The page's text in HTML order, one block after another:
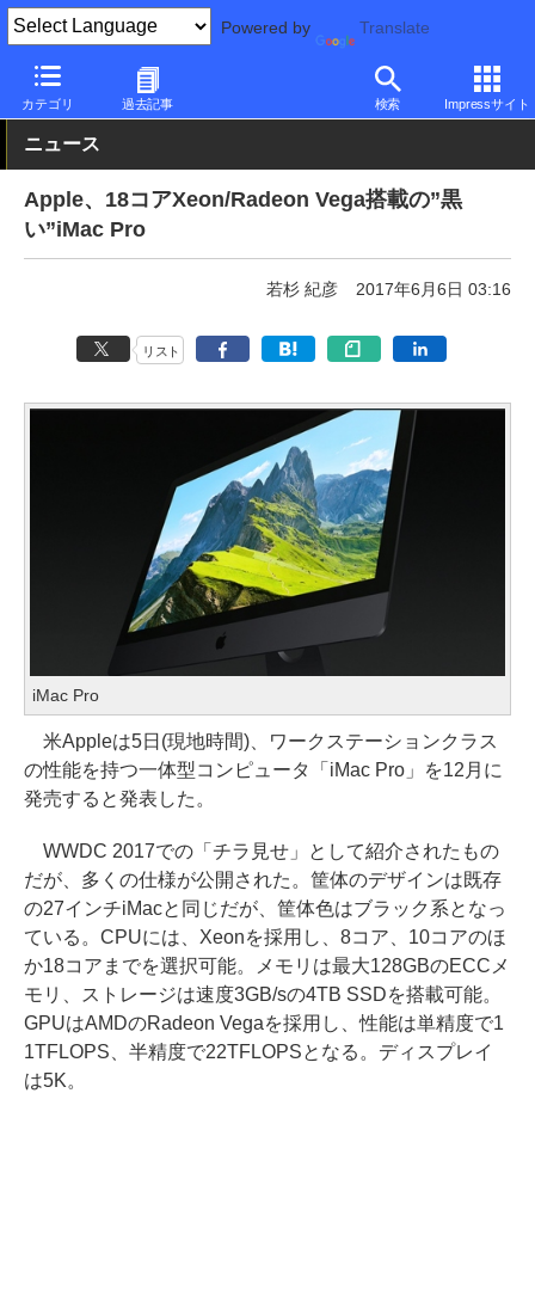
Powered by Translate
カテゴリ 過去記事 検索 Impressサイト
PC Watch パソコン/タブレット/スマートフォン 一体型パソコン
ニュース
Apple、18コアXeon/Radeon Vega搭載の”黒
い”iMac Pro
若杉 紀彦 2017年6月6日 03:16
リスト
iMac Pro
米Appleは5日(現地時間)、ワークステーションクラス
の性能を持つ一体型コンピュータ「iMac Pro」を12月に
発売すると発表した。
WWDC 2017での「チラ見せ」として紹介されたもの
だが、多くの仕様が公開された。筐体のデザインは既存
の27インチiMacと同じだが、筐体色はブラック系となっ
ている。CPUには、Xeonを採用し、8コア、10コアのほ
か18コアまでを選択可能。メモリは最大128GBのECCメ
モリ、ストレージは速度3GB/sの4TB SSDを搭載可能。
GPUはAMDのRadeon Vegaを採用し、性能は単精度で1
1TFLOPS、半精度で22TFLOPSとなる。ディスプレイ
は5K。